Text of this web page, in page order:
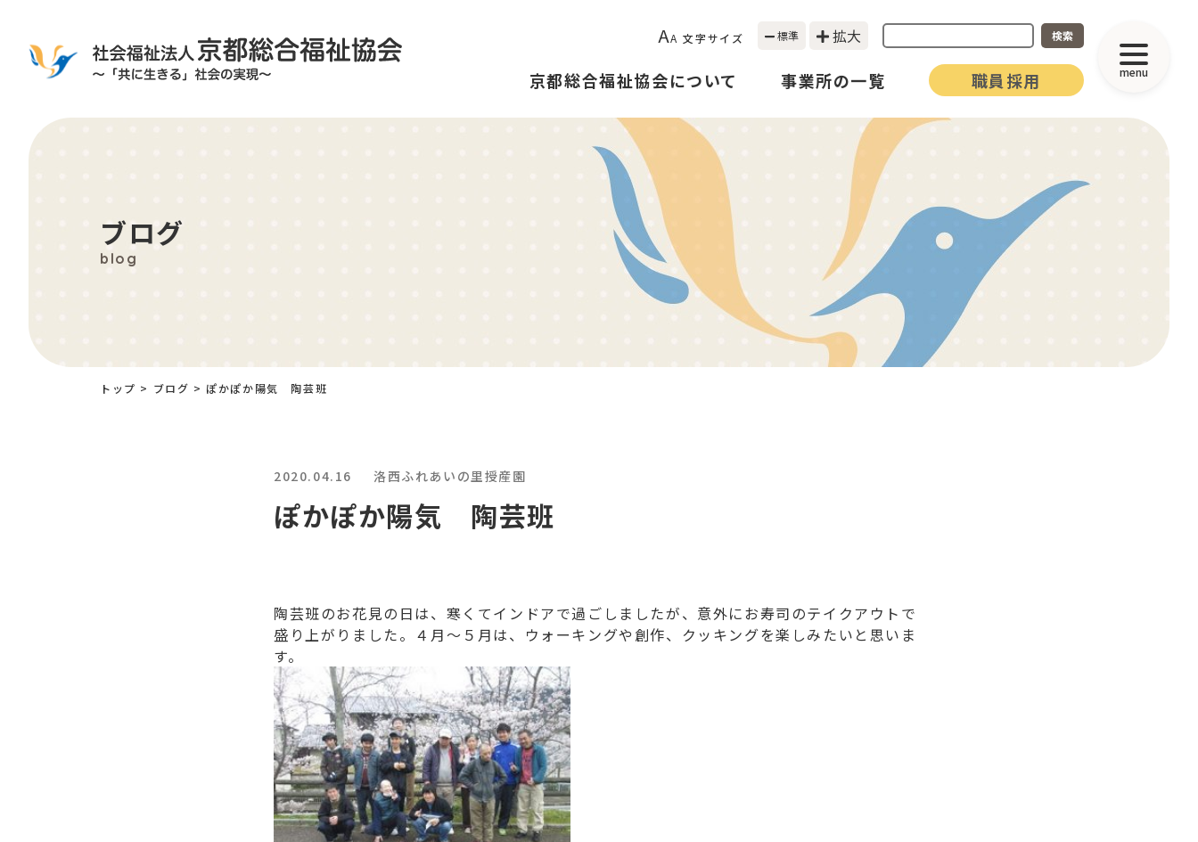
AA 文字サイズ 標準 拡大 検索
京都総合福祉協会について 事業所の一覧 職員採用 menu
ブログ
blog
トップ > ブログ > ぽかぽか陽気 陶芸班
2020.04.16 洛西ふれあいの里授産園
ぽかぽか陽気 陶芸班
陶芸班のお花見の日は、寒くてインドアで過ごしましたが、意外にお寿司のテイクアウトで
盛り上がりました。４月～５月は、ウォーキングや創作、クッキングを楽しみたいと思いま
す。